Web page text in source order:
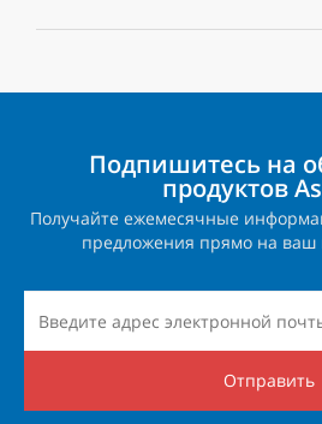
Подпишитесь на
продуктов
Получайте ежемесячные
предложения прямо на
Отправить